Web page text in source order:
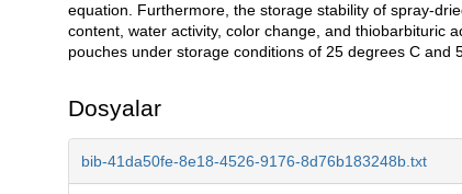
equation. Furthermore, the storage stability of spray-
content, water activity, color change, and thiobarbituric
pouches under storage conditions of 25 degrees C and
Dosyalar
bib-41da50fe-8e18-4526-9176-8d76b183248b.txt